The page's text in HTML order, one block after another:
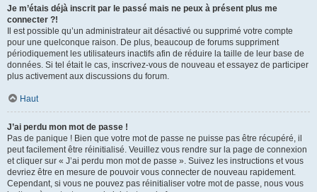
Je m’étais déjà inscrit par le passé mais ne peux à présent plus me
connecter ?!
Il est possible qu’un administrateur ait désactivé ou supprimé votre compte
pour une quelconque raison. De plus, beaucoup de forums suppriment
périodiquement les utilisateurs inactifs afin de réduire la taille de leur base de
données. Si tel était le cas, inscrivez-vous de nouveau et essayez de participer
plus activement aux discussions du forum.
Haut
J’ai perdu mon mot de passe !
Pas de panique ! Bien que votre mot de passe ne puisse pas être récupéré, il
peut facilement être réinitialisé. Veuillez vous rendre sur la page de connexion
et cliquer sur « J’ai perdu mon mot de passe ». Suivez les instructions et vous
devriez être en mesure de pouvoir vous connecter de nouveau rapidement.
Cependant, si vous ne pouvez pas réinitialiser votre mot de passe, nous vous